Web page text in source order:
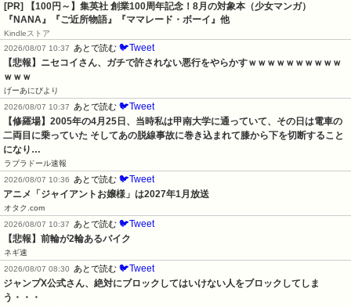
[PR]
【100円～】集英社 創業100周年記念！8月の対象本（少女マンガ）
『NANA』『ご近所物語』『ママレード・ボーイ』他
Kindleストア
2026/08/07 10:37
あとで読む 🐦Tweet
【悲報】ニセコイさん、ガチで許されない悪行をやらかすｗｗｗｗｗｗｗｗｗｗ
ｗｗｗ
げーあにびより
2026/08/07 10:37
あとで読む 🐦Tweet
【修羅場】2005年の4月25日、当時私は甲南大学に通っていて、その日は電車の
二両目に乗っていた そしてあの脱線事故に巻き込まれて膝から下を切断すること
になり…
ラブラドール速報
2026/08/07 10:36
あとで読む 🐦Tweet
アニメ「ジャイアントお嬢様」は2027年1月放送
オタク.com
2026/08/07 10:37
あとで読む 🐦Tweet
【悲報】前輪が2輪あるバイク
ネギ速
2026/08/07 08:30
あとで読む 🐦Tweet
ジャンプX公式さん、絶対にブロックしてはいけない人をブロックしてしま
う・・・